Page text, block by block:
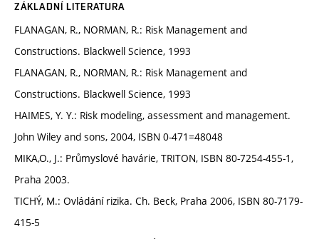
ZÁKLADNÍ LITERATURA
FLANAGAN, R., NORMAN, R.: Risk Management and
Constructions. Blackwell Science, 1993
FLANAGAN, R., NORMAN, R.: Risk Management and
Constructions. Blackwell Science, 1993
HAIMES, Y. Y.: Risk modeling, assessment and management.
John Wiley and sons, 2004, ISBN 0-471=48048
MIKA,O., J.: Průmyslové havárie, TRITON, ISBN 80-7254-455-1,
Praha 2003.
TICHÝ, M.: Ovládání rizika. Ch. Beck, Praha 2006, ISBN 80-7179-
415-5